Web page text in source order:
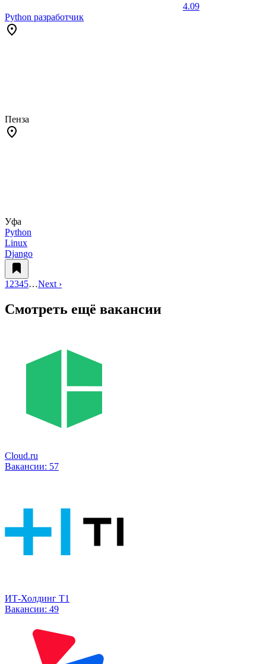
4.09
Python разработчик
Пенза
Уфа
Python
Linux
Django
1 2345…Next ›
Смотреть ещё вакансии
Cloud.ru
Вакансии: 57
ИТ-Холдинг Т1
Вакансии: 49